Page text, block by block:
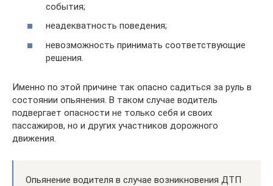
события;
неадекватность поведения;
невозможность принимать соответствующие
решения.
Именно по этой причине так опасно садиться за руль в
состоянии опьянения. В таком случае водитель
подвергает опасности не только себя и своих
пассажиров, но и других участников дорожного
движения.
Опьянение водителя в случае возникновения ДТП